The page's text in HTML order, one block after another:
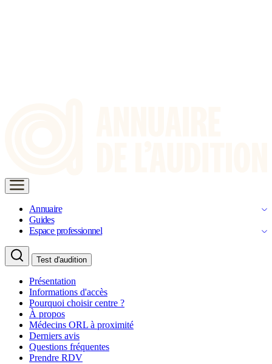
Annuaire
Guides
Espace professionnel
Test d'audition
Présentation
Informations d'accès
Pourquoi choisir centre ?
À propos
Médecins ORL à proximité
Derniers avis
Questions fréquentes
Prendre RDV